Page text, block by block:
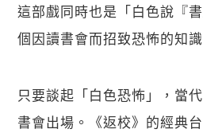
這部戲同時也是「白色說『
個因讀書會而招致恐怖的知識
只要談起「白色恐怖」，當
書會出場。《返校》的經典